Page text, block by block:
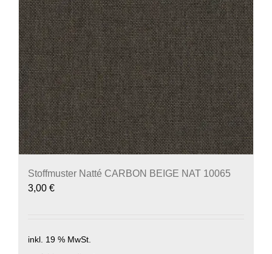
Stoffmuster Natté CARBON BEIGE NAT 10065
3,00 €
inkl. 19 % MwSt.